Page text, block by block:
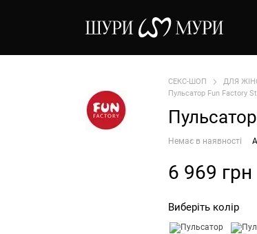
СЕКС-ШОП ДЛЯ
Пульсатор Fun Factory
Немає в наявності
6 969 грн
Виберіть колір